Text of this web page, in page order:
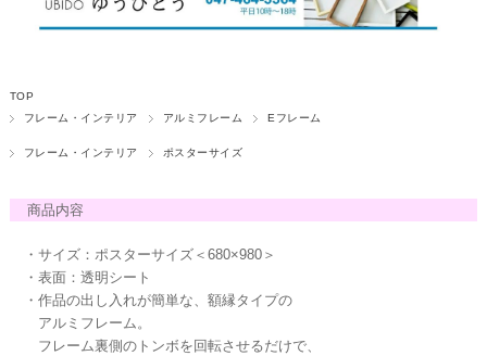
TOP
フレーム・インテリア
アルミフレーム Eフレーム
フレーム・インテリア ポスターサイズ
商品内容
・サイズ：ポスターサイズ＜680×980＞
・表面：透明シート
・作品の出し入れが簡単な、額縁タイプの
アルミフレーム。
フレーム裏側のトンボを回転させるだけで、